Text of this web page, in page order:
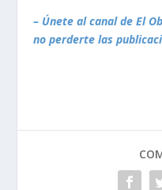
– Únete al canal de El
no perderte las